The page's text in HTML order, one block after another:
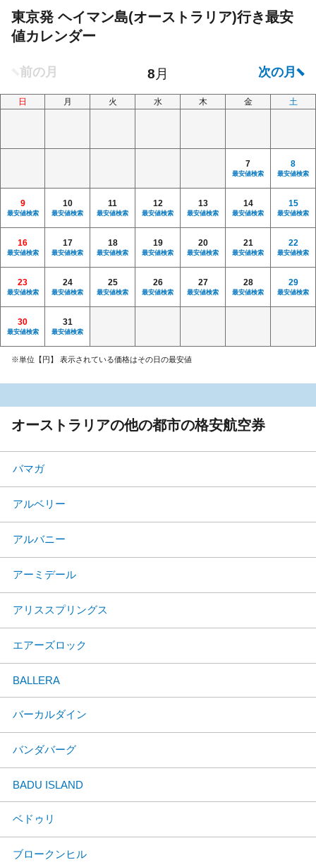
東京発 ヘイマン島(オーストラリア)行き最安
値カレンダー
日 月 火 水 木 金 土
7
最安値検索
8
最安値検索
9
最安値検索
10
最安値検索
11
最安値検索
12
最安値検索
13
最安値検索
14
最安値検索
15
最安値検索
16
最安値検索
17
最安値検索
18
最安値検索
19
最安値検索
20
最安値検索
21
最安値検索
22
最安値検索
23
最安値検索
24
最安値検索
25
最安値検索
26
最安値検索
27
最安値検索
28
最安値検索
29
最安値検索
30
最安値検索
31
最安値検索
※単位【円】 表示されている価格はその日の最安値
オーストラリアの他の都市の格安航空券
バマガ
アルベリー
アルバニー
アーミデール
アリススプリングス
エアーズロック
BALLERA
バーカルダイン
バンダバーグ
BADU ISLAND
ベドゥリ
ブロークンヒル